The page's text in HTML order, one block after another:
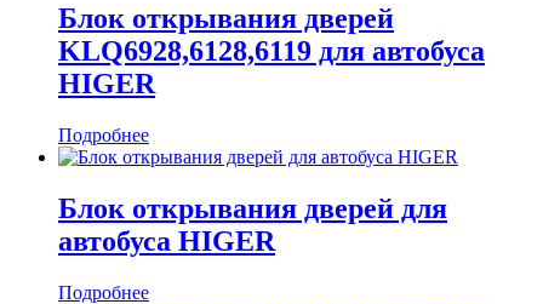
Блок открывания дверей
KLQ6928,6128,6119 для автобуса
HIGER
Подробнее
Блок открывания дверей для
автобуса HIGER
Подробнее